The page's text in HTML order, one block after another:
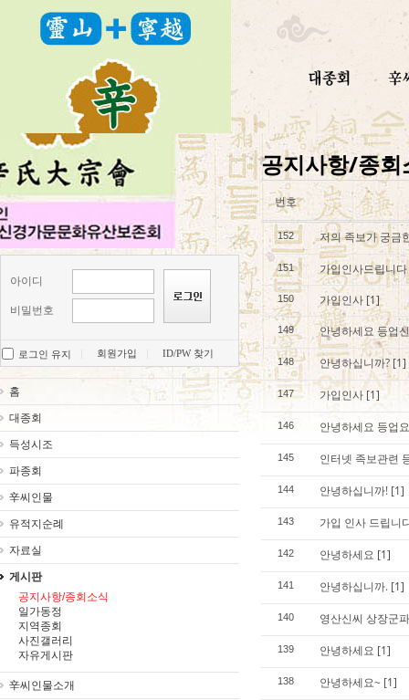
아이디
비밀번호
로그인 유지 회원가입 ID/PW 찾기
홈
대종회
득성시조
파종회
辛씨인물
유적지순례
자료실
게시판
공지사항/종회소식
일가동정
지역종회
사진갤러리
자유게시판
辛씨인물소개
공지사항/종회
번호
152 저의 족보가 궁금
151 가입인사드립니다
150 가입인사 [1]
149 안녕하세요 등업
148 안녕하십니까? [1]
147 가입인사 [1]
146 안녕하세요 등업
145 인터넷 족보관련
144 안녕하십니까! [1]
143 가입 인사 드립니
142 안녕하세요 [1]
141 안녕하십니까. [1]
140 영산신씨 상장군
139 안녕하세요 [1]
138 안녕하세요~ [1]